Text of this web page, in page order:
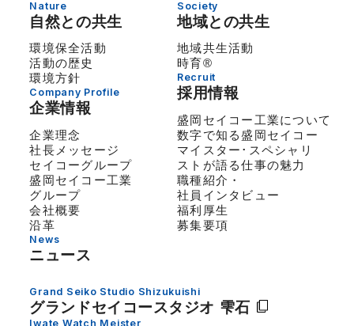
Nature
自然との共生
環境保全活動
活動の歴史
環境方針
Company Profile
企業情報
企業理念
社長メッセージ
セイコーグループ
盛岡セイコー工業
グループ
会社概要
沿革
News
ニュース
Society
地域との共生
地域共生活動
時育®
Recruit
採用情報
盛岡セイコー工業について
数字で知る盛岡セイコー
マイスター･スペシャリ
ストが語る仕事の魅力
職種紹介・
社員インタビュー
福利厚生
募集要項
Grand Seiko Studio Shizukuishi
グランドセイコースタジオ 雫石
Iwate Watch Meister